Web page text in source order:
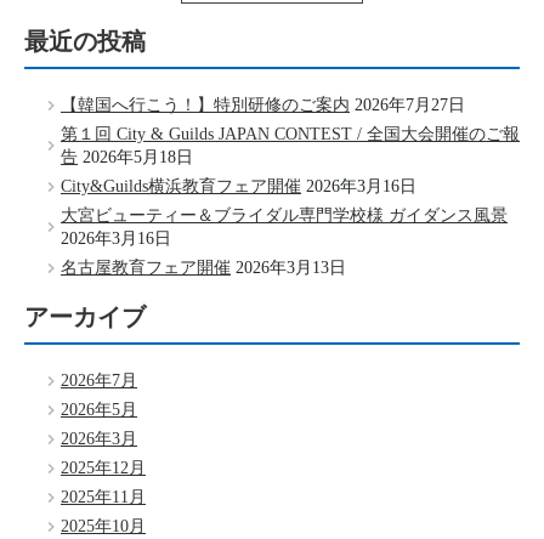
最近の投稿
【韓国へ行こう！】特別研修のご案内 2026年7月27日
第１回 City & Guilds JAPAN CONTEST / 全国大会開催のご報
告 2026年5月18日
City&Guilds横浜教育フェア開催 2026年3月16日
大宮ビューティー＆ブライダル専門学校様 ガイダンス風景
2026年3月16日
名古屋教育フェア開催 2026年3月13日
アーカイブ
2026年7月
2026年5月
2026年3月
2025年12月
2025年11月
2025年10月